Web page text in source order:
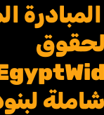
المبادرة
لحقوق